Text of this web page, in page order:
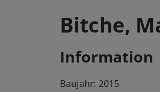
Bitche,
Information
Baujahr: 2015